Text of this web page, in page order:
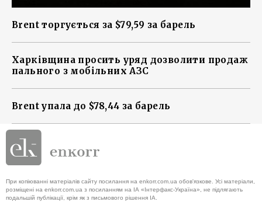
Brent торгується за $79,59 за барель
Харківщина просить уряд дозволити продаж
пального з мобільних АЗС
Brent упала до $78,44 за барель
При копіюванні матеріалів сайту посилання на enkorr.com.ua обов'язкове. Усі матеріали,
розміщені на enkorr.com.ua з посиланням на ІА «Інтерфакс-Україна», не підлягають
подальшій публікації, крім як з письмового рішення ІА.